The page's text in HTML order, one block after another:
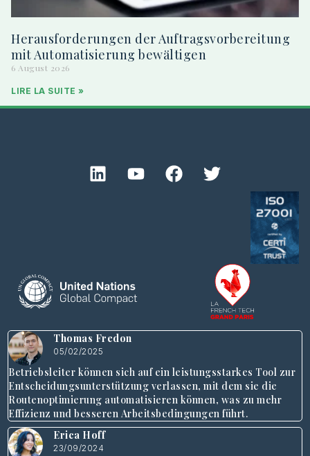
Herausforderungen der Auftragsvorbereitung
mit Automatisierung bewältigen
6 August 2026
LIRE LA SUITE »
Thomas Fredon
05/02/2025
Betriebsleiter können sich auf ein leistungsstarkes Tool zur
Entscheidungsunterstützung verlassen, mit dem sie die
Routenoptimierung automatisieren können, was zu mehr
Effizienz und besseren Arbeitsbedingungen führt.
Erica Hoff
23/09/2024